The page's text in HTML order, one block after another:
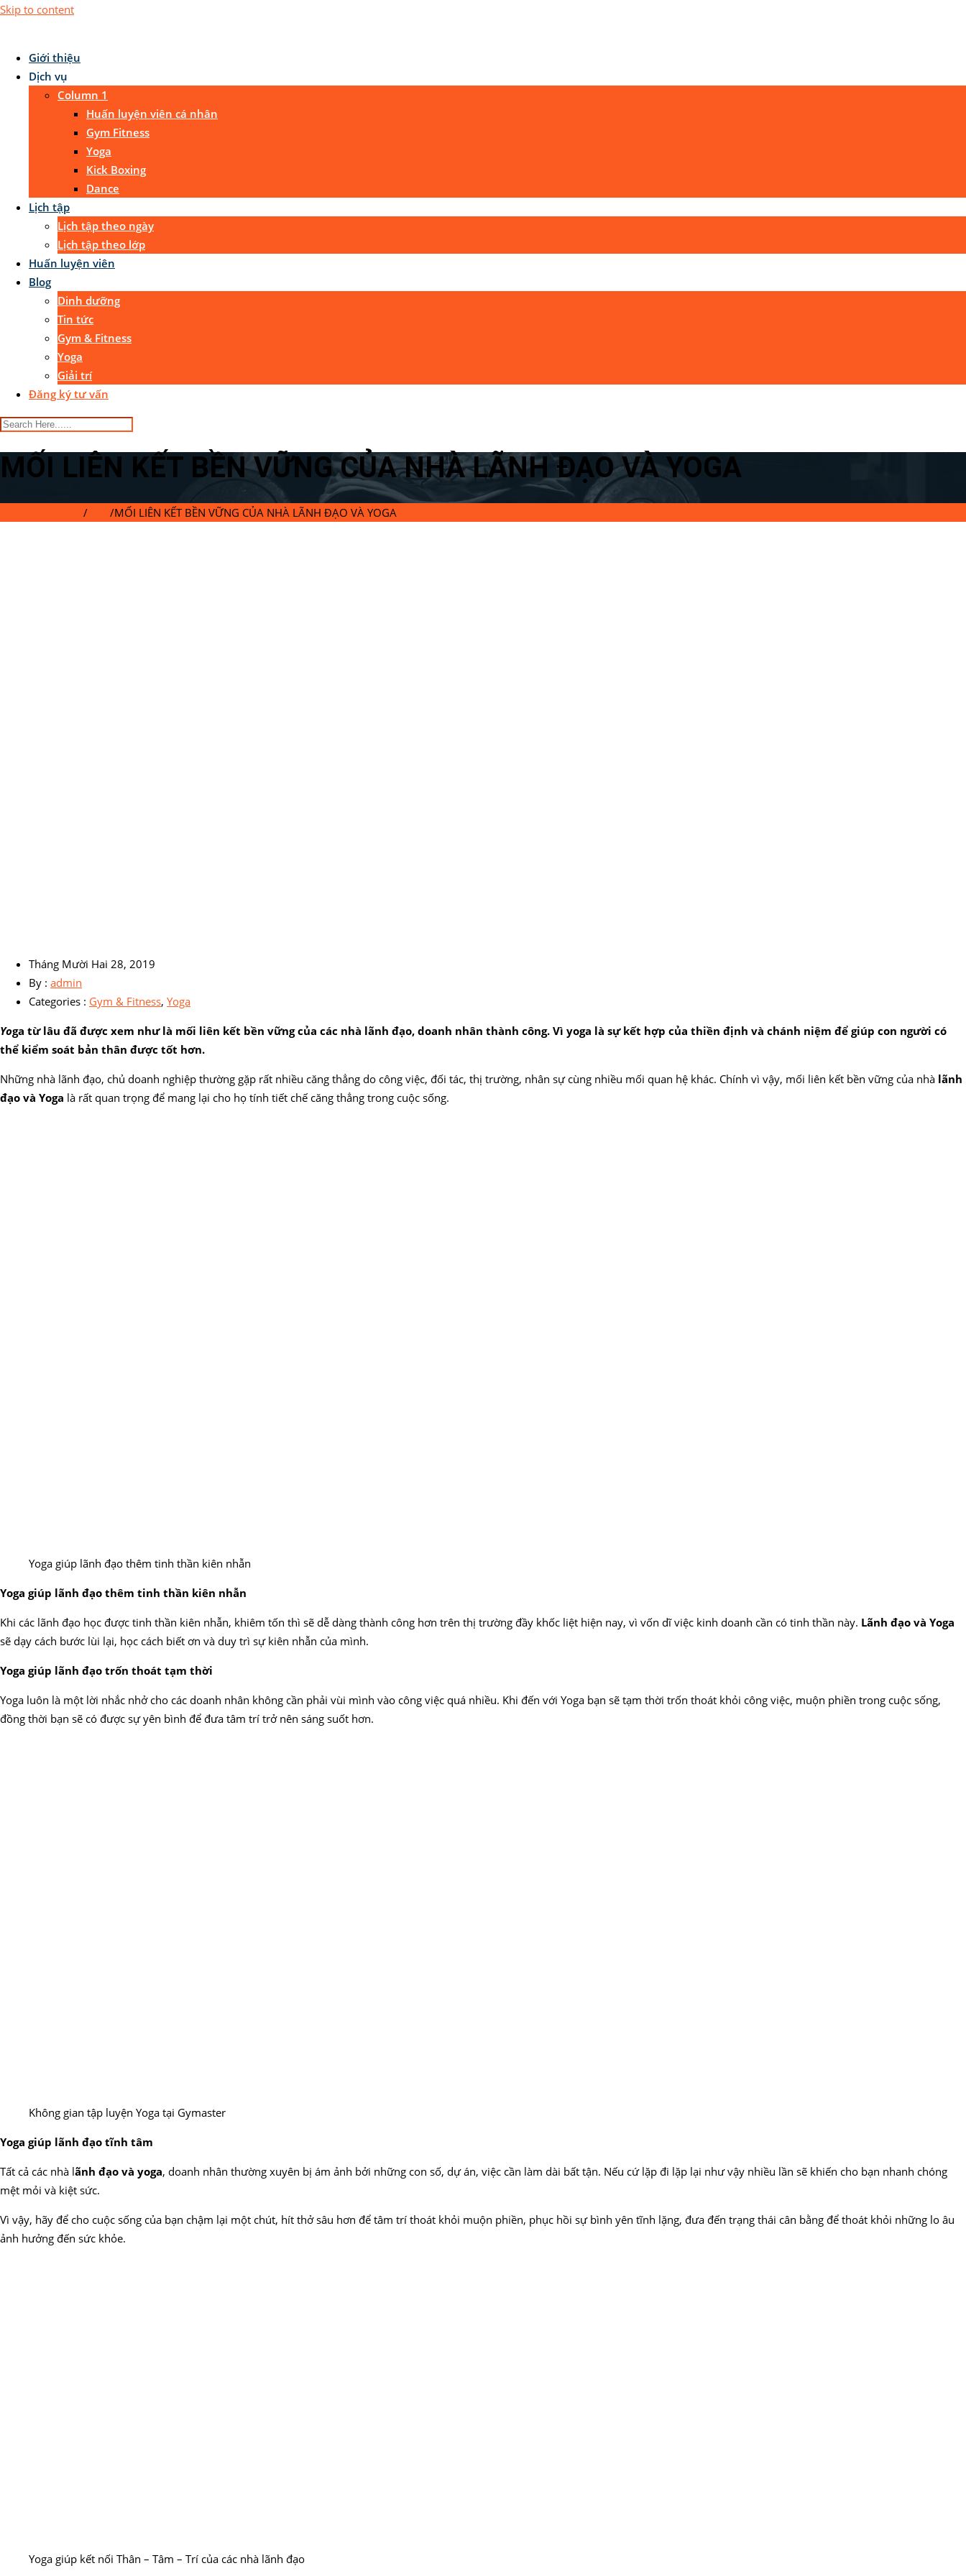
Skip to content
Giới thiệu
Dịch vụ
Column 1
Huấn luyện viên cá nhân
Gym Fitness
Yoga
Kick Boxing
Dance
Lịch tập
Lịch tập theo ngày
Lịch tập theo lớp
Huấn luyện viên
Blog
Dinh dưỡng
Tin tức
Gym & Fitness
Yoga
Giải trí
Đăng ký tư vấn
MỐI LIÊN KẾT BỀN VỮNG CỦA NHÀ LÃNH ĐẠO VÀ YOGA
/ /MỐI LIÊN KẾT BỀN VỮNG CỦA NHÀ LÃNH ĐẠO VÀ YOGA
Tháng Mười Hai 28, 2019
By : admin
Categories : Gym & Fitness, Yoga
Yoga từ lâu đã được xem như là mối liên kết bền vững của các nhà lãnh đạo, doanh nhân thành công. Vì yoga là sự kết hợp của thiền định và chánh niệm để giúp con người có
thể kiểm soát bản thân được tốt hơn.
Những nhà lãnh đạo, chủ doanh nghiệp thường gặp rất nhiều căng thẳng do công việc, đối tác, thị trường, nhân sự cùng nhiều mối quan hệ khác. Chính vì vậy, mối liên kết bền vững của nhà lãnh
đạo và Yoga là rất quan trọng để mang lại cho họ tính tiết chế căng thẳng trong cuộc sống.
Yoga giúp lãnh đạo thêm tinh thần kiên nhẫn
Yoga giúp lãnh đạo thêm tinh thần kiên nhẫn
Khi các lãnh đạo học được tinh thần kiên nhẫn, khiêm tốn thì sẽ dễ dàng thành công hơn trên thị trường đầy khốc liệt hiện nay, vì vốn dĩ việc kinh doanh cần có tinh thần này. Lãnh đạo và Yoga
sẽ dạy cách bước lùi lại, học cách biết ơn và duy trì sự kiên nhẫn của mình.
Yoga giúp lãnh đạo trốn thoát tạm thời
Yoga luôn là một lời nhắc nhở cho các doanh nhân không cần phải vùi mình vào công việc quá nhiều. Khi đến với Yoga bạn sẽ tạm thời trốn thoát khỏi công việc, muộn phiền trong cuộc sống,
đồng thời bạn sẽ có được sự yên bình để đưa tâm trí trở nên sáng suốt hơn.
Không gian tập luyện Yoga tại Gymaster
Yoga giúp lãnh đạo tĩnh tâm
Tất cả các nhà lãnh đạo và yoga, doanh nhân thường xuyên bị ám ảnh bởi những con số, dự án, việc cần làm dài bất tận. Nếu cứ lặp đi lặp lại như vậy nhiều lần sẽ khiến cho bạn nhanh chóng
mệt mỏi và kiệt sức.
Vì vậy, hãy để cho cuộc sống của bạn chậm lại một chút, hít thở sâu hơn để tâm trí thoát khỏi muộn phiền, phục hồi sự bình yên tĩnh lặng, đưa đến trạng thái cân bằng để thoát khỏi những lo âu
ảnh hưởng đến sức khỏe.
Yoga giúp kết nối Thân – Tâm – Trí của các nhà lãnh đạo